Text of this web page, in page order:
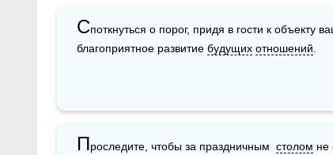
Споткнуться о порог, придя в гости к объекту
благоприятное развитие будущих отношений
Проследите, чтобы за праздничным столом не